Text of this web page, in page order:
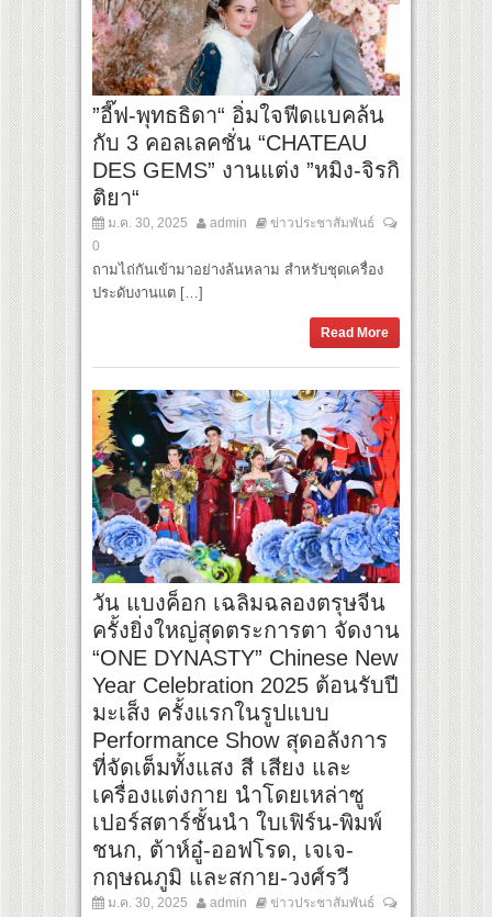
”อี๊ฟ-พุทธธิดา“ อิ่มใจฟีดแบคล้น
กับ 3 คอลเลคชั่น “CHATEAU
DES GEMS” งานแต่ง ”หมิง-จิรกิ
ติยา“
ม.ค. 30, 2025 admin
ข่าวประชาสัมพันธ์
0
ถามไถ่กันเข้ามาอย่างล้นหลาม สำหรับชุดเครื่อง
ประดับงานแต […]
Read More
วัน แบงค็อก เฉลิมฉลองตรุษจีน
ครั้งยิ่งใหญ่สุดตระการตา จัดงาน
“ONE DYNASTY” Chinese New
Year Celebration 2025 ต้อนรับปี
มะเส็ง ครั้งแรกในรูปแบบ
Performance Show สุดอลังการ
ที่จัดเต็มทั้งแสง สี เสียง และ
เครื่องแต่งกาย นำโดยเหล่าซู
เปอร์สตาร์ชั้นนำ ใบเฟิร์น-พิมพ์
ชนก, ต้าห์อู๋-ออฟโรด, เจเจ-
กฤษณภูมิ และสกาย-วงศ์รวี
ม.ค. 30, 2025 admin
ข่าวประชาสัมพันธ์